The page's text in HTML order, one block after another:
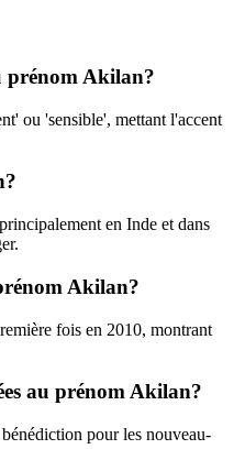
prénom Akilan?
ou 'sensible', mettant l'accent
en Inde et dans
Akilan?
fois en 2010, montrant
au prénom Akilan?
pour les nouveau-